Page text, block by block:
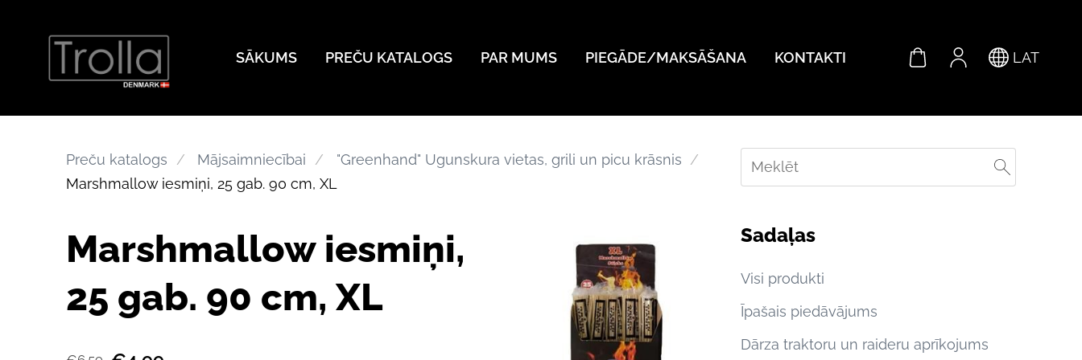
SĀKUMS PREČU KATALOGS PAR MUMS PIEGĀDE/MAKSĀŠANA KONTAKTI LAT
Sadaļas
Visi produkti
Īpašais piedāvājums
Dārza traktoru un raideru aprīkojums
Preču katalogs Mājsaimniecībai
"Greenhand" Ugunskura vietas, grili un picu krāsnis
Marshmallow iesmiņi, 25 gab. 90 cm, XL
Marshmallow iesmiņi,
25 gab. 90 cm, XL